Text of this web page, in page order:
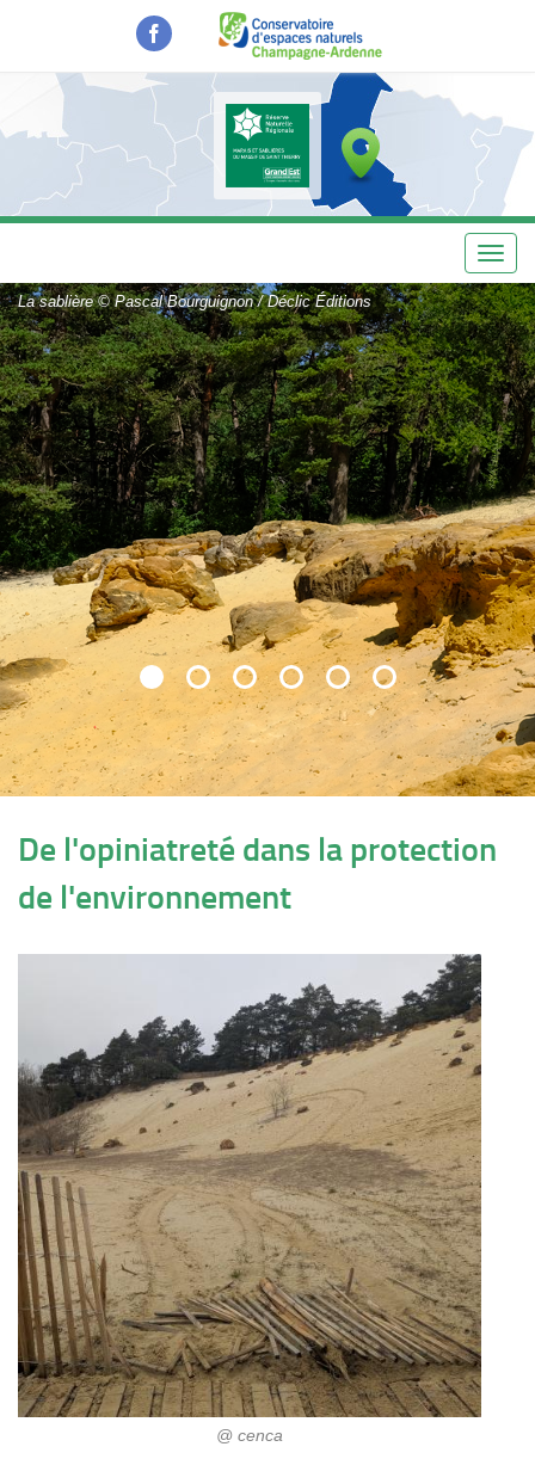
principal
La sablière © Pascal Bourguignon / Déclic Éditions
De l'opiniatreté dans la protection
de l'environnement
@ cenca